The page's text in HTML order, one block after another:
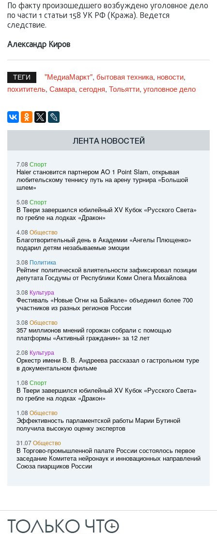
По факту произошедшего возбуждено уголовное дело
по части 1 статьи 158 УК РФ (Кража). Ведется
следствие.
Александр Киров
ТЕГИ "МедиаМаркт", бытовая техника, новости,
похититель, Самара, сегодня, Тольятти, уголовное дело
ЛЕНТА НОВОСТЕЙ
7.08 Спорт
Haier становится партнером AO 1 Point Slam, открывая
любительскому теннису путь на арену турнира «Большой
шлем»
5.08 Спорт
В Твери завершился юбилейный XV Кубок «Русского Света»
по гребле на лодках «Дракон»
4.08 Общество
Благотворительный день в Академии «Ангелы Плющенко»
подарил детям незабываемые эмоции
3.08 Политика
Рейтинг политической влиятельности зафиксировал позиции
депутата Госдумы от Республики Коми Олега Михайлова
3.08 Культура
Фестиваль «Новые Огни на Байкале» объединил более 700
участников из разных регионов России
3.08 Общество
357 миллионов мнений горожан собрали с помощью
платформы «Активный гражданин» за 12 лет
2.08 Культура
Оркестр имени В. В. Андреева рассказал о гастрольном туре
в документальном фильме
1.08 Спорт
В Твери завершился юбилейный XV Кубок «Русского Света»
по гребле на лодках «Дракон»
1.08 Общество
Эффективность парламентской работы Марии Бутиной
получила высокую оценку экспертов
31.07Общество
В Торгово-промышленной палате России состоялось первое
заседание Комитета нейронаук и инновационных направлений
Союза пиарщиков России